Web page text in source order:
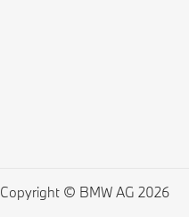
Copyright © BMW AG 2026